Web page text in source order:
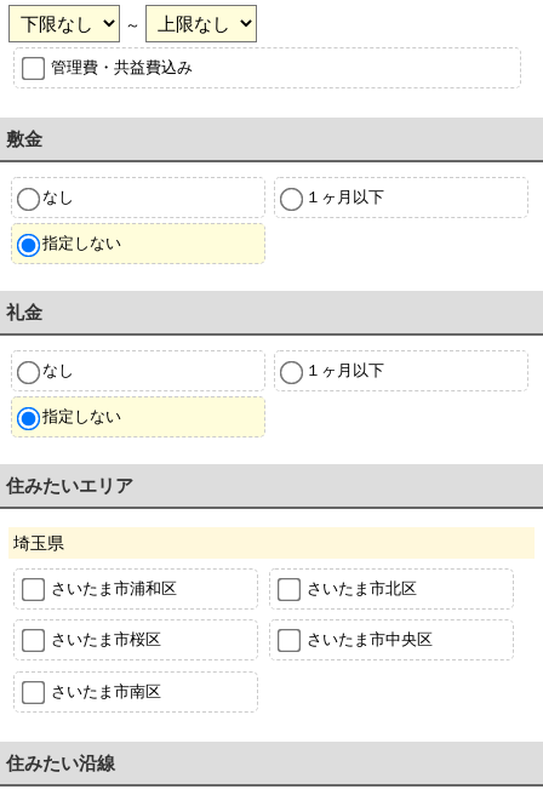
～
管理費・共益費込み
敷金
なし １ヶ月以下
指定しない
礼金
なし １ヶ月以下
指定しない
住みたいエリア
埼玉県
さいたま市浦和区 さいたま市北区
さいたま市桜区 さいたま市中央区
さいたま市南区
住みたい沿線